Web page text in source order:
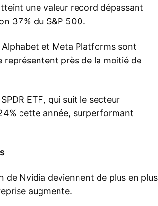
une valeur record dépassant
37% du S&P 500.
et Meta Platforms sont
représentent près de la moitié de
ETF, qui suit le secteur
cette année, surperformant
de Nvidia deviennent de plus en plus
augmente.